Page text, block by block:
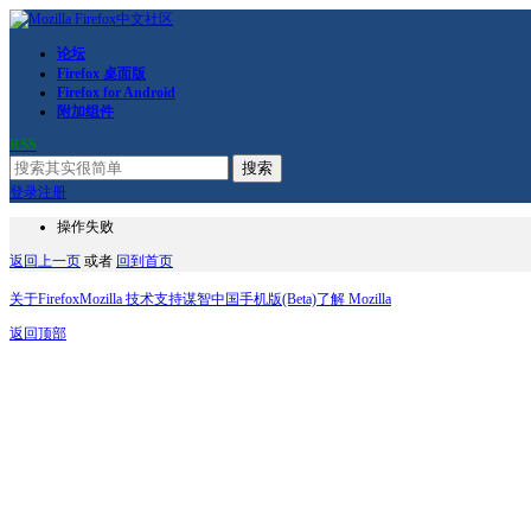
论坛
Firefox 桌面版
Firefox for Android
附加组件
RSS
搜索
登录注册
操作失败
返回上一页 或者 回到首页
关于FirefoxMozilla 技术支持谋智中国手机版(Beta)了解 Mozilla
返回顶部